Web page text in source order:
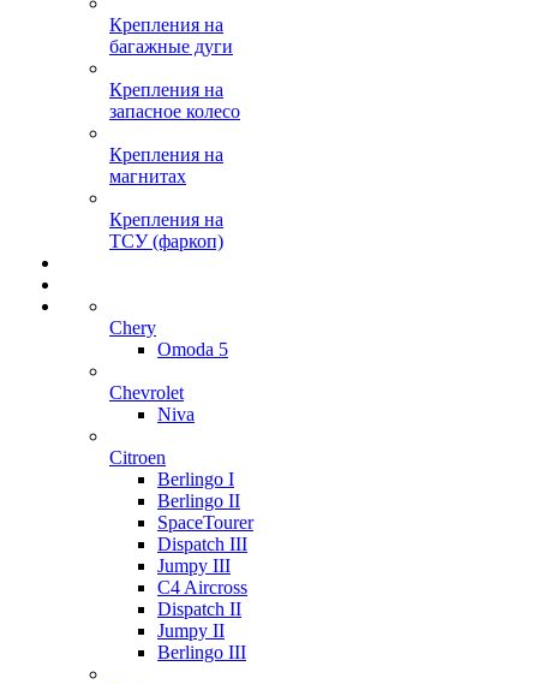
Крепления на
багажные дуги
Крепления на
запасное колесо
Крепления на
магнитах
Крепления на
ТСУ (фаркоп)
Chery
Omoda 5
Chevrolet
Niva
Citroen
Berlingo I
Berlingo II
SpaceTourer
Dispatch III
Jumpy III
C4 Aircross
Dispatch II
Jumpy II
Berlingo III